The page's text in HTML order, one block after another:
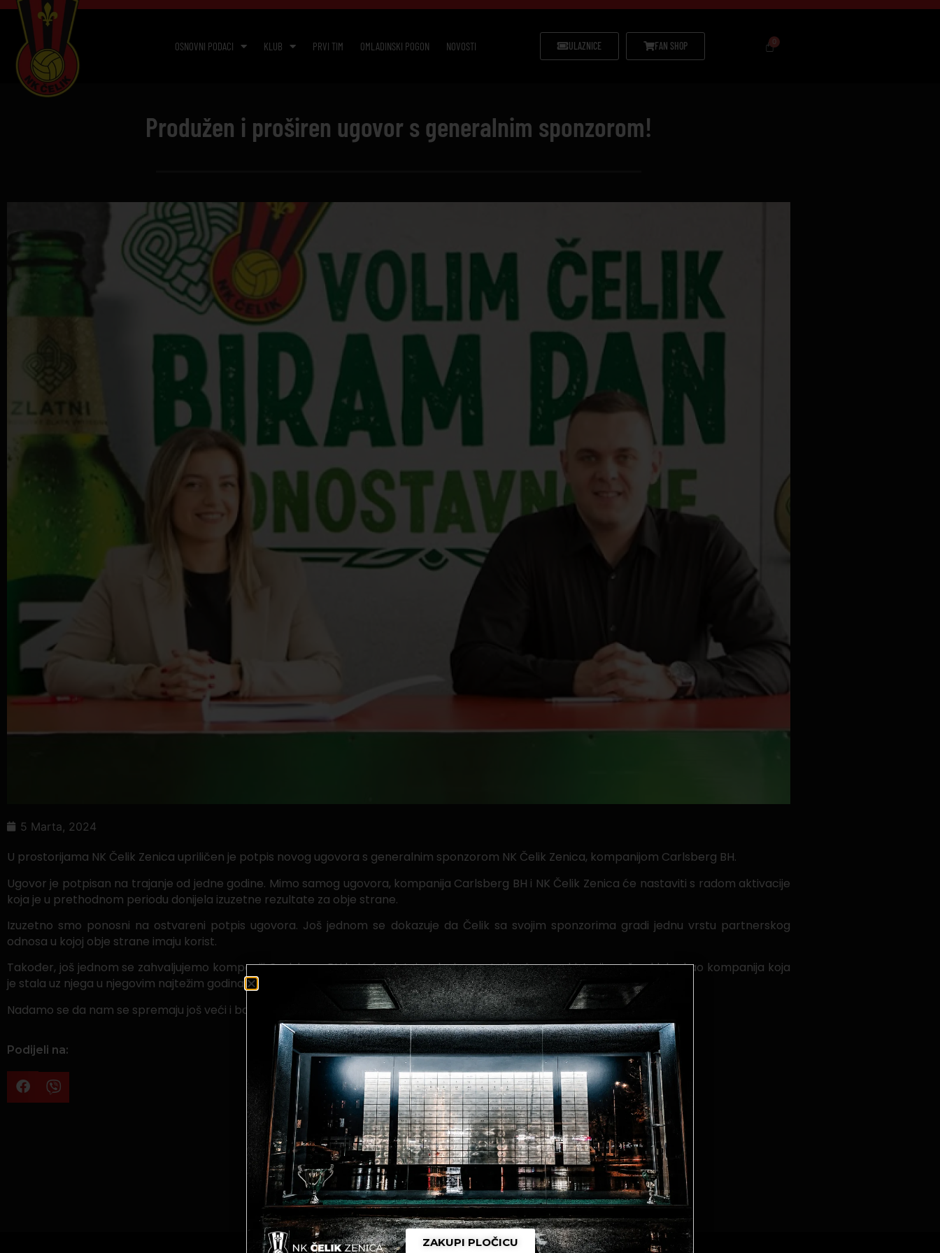
OSNOVNI PODACI KLUB PRVI TIM OMLADINSKI POGON NOVOSTI ULAZNICE FAN SHOP
Produžen i proširen ugovor s generalnim sponzorom!
5 Marta, 2024
U prostorijama NK Čelik Zenica upriličen je potpis novog ugovora s generalnim sponzorom NK Čelik Zenica, kompanijom Carlsberg BH.
Ugovor je potpisan na trajanje od jedne godine. Mimo samog ugovora, kompanija Carlsberg BH i NK Čelik Zenica će nastaviti s radom aktivacije
koja je u prethodnom periodu donijela izuzetne rezultate za obje strane.
Izuzetno smo ponosni na ostvareni potpis ugovora. Još jednom se dokazuje da Čelik sa svojim sponzorima gradi jednu vrstu partnerskog
odnosa u kojoj obje strane imaju korist.
Također, još jednom se zahvaljujemo kompaniji Carlsberg BH koja će zlatnim slovima ostati upisana u historiju našeg kluba kao kompanija koja
je stala uz njega u njegovim najtežim godinama oporavka.
Nadamo se da nam se spremaju još veći i bolji zajednički uspjesi!Samo Čelik!
Podijeli na:
ZAKUPI PLOČICU